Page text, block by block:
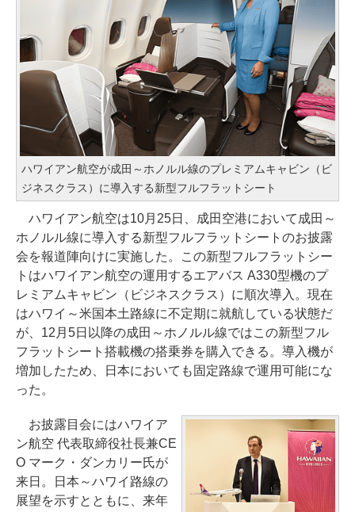
ハワイアン航空が成田～ホノルル線のプレミアムキャビン（ビ
ジネスクラス）に導入する新型フルフラットシート
ハワイアン航空は10月25日、成田空港において成田～
ホノルル線に導入する新型フルフラットシートのお披露
会を報道陣向けに実施した。この新型フルフラットシー
トはハワイアン航空の運用するエアバス A330型機のプ
レミアムキャビン（ビジネスクラス）に順次導入。現在
はハワイ～米国本土路線に不定期に就航している状態だ
が、12月5日以降の成田～ホノルル線ではこの新型フル
フラットシート搭載機の搭乗券を購入できる。導入機が
増加したため、日本においても固定路線で運用可能にな
った。
お披露目会にはハワイア
ン航空 代表取締役社長兼CE
O マーク・ダンカリー氏が
来日。日本～ハワイ路線の
展望を示すとともに、来年